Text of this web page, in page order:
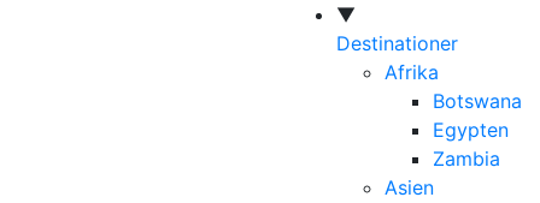
▼
Destinationer
Afrika
Botswana
Egypten
Zambia
Asien